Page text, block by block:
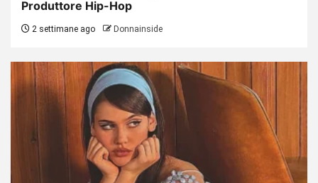
Produttore Hip-Hop
2 settimane ago Donnainside